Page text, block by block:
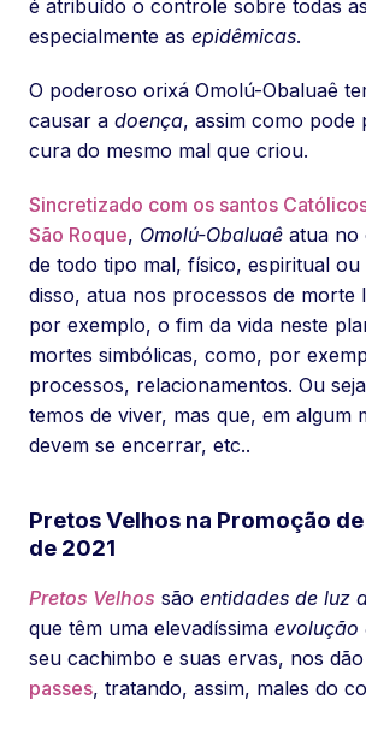
é atribuído o controle sobre todas as
especialmente as epidêmicas.
O poderoso orixá Omolú-Obaluaê
causar a doença, assim como pode
cura do mesmo mal que criou.
Sincretizado com os santos
São Roque, Omolú-Obaluaê atua no
de todo tipo mal, físico, espiritual ou
disso, atua nos processos de morte
por exemplo, o fim da vida neste
mortes simbólicas, como, por
processos, relacionamentos. Ou
temos de viver, mas que, em algum
devem se encerrar, etc..
Pretos Velhos na Promoção
de 2021
Pretos Velhos são entidades de luz
que têm uma elevadíssima evolução
seu cachimbo e suas ervas, nos
passes, tratando, assim, males do